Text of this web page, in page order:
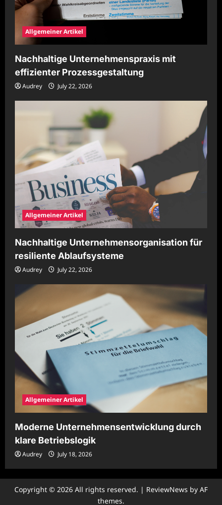
Allgemeiner Artikel
Nachhaltige Unternehmenspraxis mit
effizienter Prozessgestaltung
Audrey July 22, 2026
Allgemeiner Artikel
Nachhaltige Unternehmensorganisation für
resiliente Ablaufsysteme
Audrey July 22, 2026
Allgemeiner Artikel
Moderne Unternehmensentwicklung durch
klare Betriebslogik
Audrey July 18, 2026
Copyright © 2026 All rights reserved. | ReviewNews by AF
themes.